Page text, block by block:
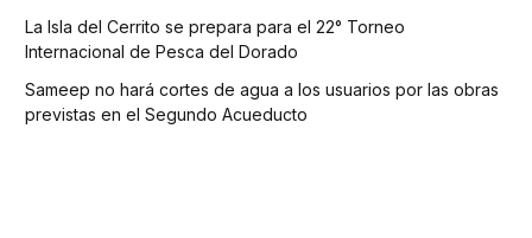
La Isla del Cerrito se prepara para el 22° Torneo
Internacional de Pesca del Dorado
Sameep no hará cortes de agua a los usuarios por las obras
previstas en el Segundo Acueducto